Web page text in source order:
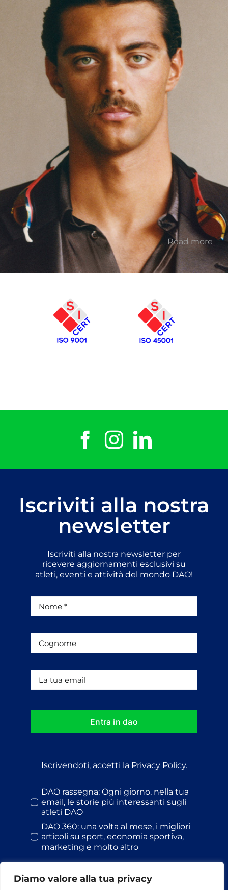
Diamo valore alla tua privacy
Read more
Iscriviti alla nostra
newsletter
Iscriviti alla nostra newsletter per
ricevere aggiornamenti esclusivi su
atleti, eventi e attività del mondo DAO!
Entra in dao
Iscrivendoti, accetti la Privacy Policy.
DAO rassegna: Ogni giorno, nella tua
email, le storie più interessanti sugli
atleti DAO
DAO 360: una volta al mese, i migliori
articoli su sport, economia sportiva,
marketing e molto altro